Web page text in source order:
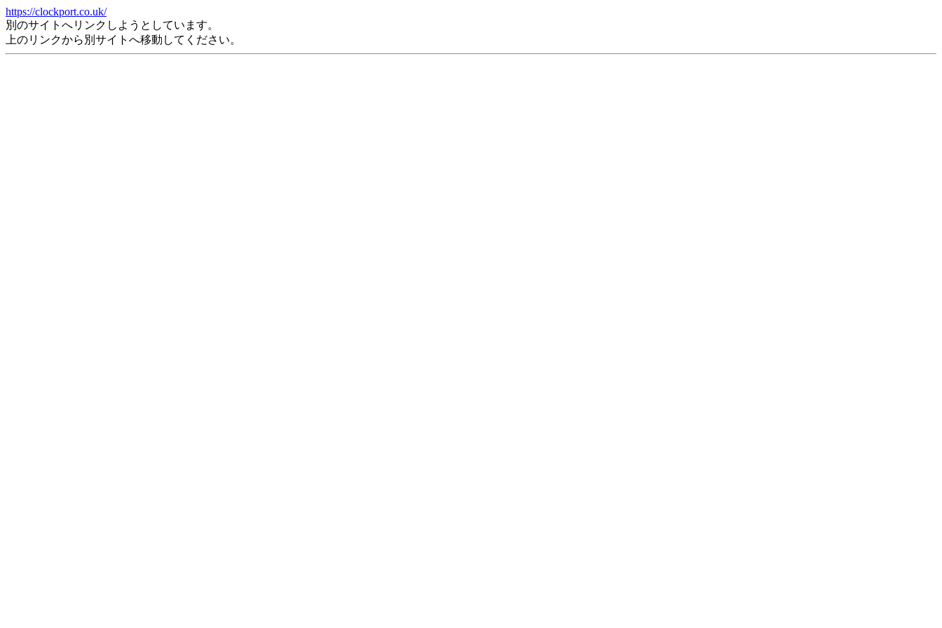
https://clockport.co.uk/
別のサイトへリンクしようとしています。
上のリンクから別サイトへ移動してください。